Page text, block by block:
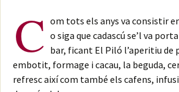
C om tots els anys va consistir
o siga que cadascú se’l va
bar, ficant El Piló l’aperitiu de
embotit, formage i cacau, la beguda,
refresc així com també els cafens,